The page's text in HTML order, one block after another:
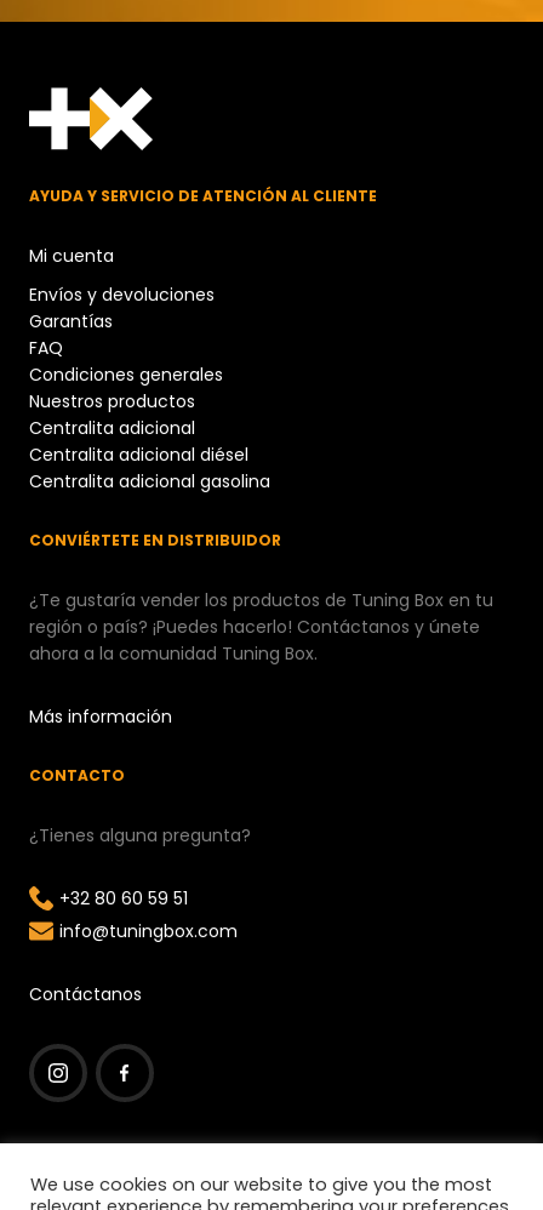
AYUDA Y SERVICIO DE ATENCIÓN AL CLIENTE
Mi cuenta
Envíos y devoluciones
Garantías
FAQ
Condiciones generales
Nuestros productos
Centralita adicional
Centralita adicional diésel
Centralita adicional gasolina
CONVIÉRTETE EN DISTRIBUIDOR
¿Te gustaría vender los productos de Tuning Box en tu
región o país? ¡Puedes hacerlo! Contáctanos y únete
ahora a la comunidad Tuning Box.
Más información
CONTACTO
¿Tienes alguna pregunta?
+32 80 60 59 51
info@tuningbox.com
Contáctanos
s
c
We use cookies on our website to give you the most